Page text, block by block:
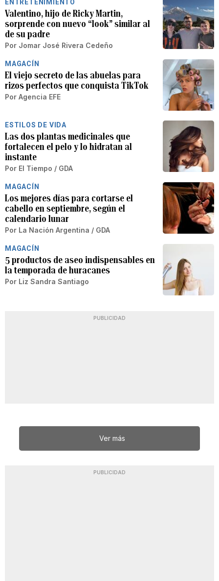
ENTRETENIMIENTO
Valentino, hijo de Ricky Martin,
sorprende con nuevo “look” similar al
de su padre
Por Jomar José Rivera Cedeño
MAGACÍN
El viejo secreto de las abuelas para
rizos perfectos que conquista TikTok
Por Agencia EFE
ESTILOS DE VIDA
Las dos plantas medicinales que
fortalecen el pelo y lo hidratan al
instante
Por El Tiempo / GDA
MAGACÍN
Los mejores días para cortarse el
cabello en septiembre, según el
calendario lunar
Por La Nación Argentina / GDA
MAGACÍN
5 productos de aseo indispensables en
la temporada de huracanes
Por Liz Sandra Santiago
PUBLICIDAD
Ver más
PUBLICIDAD